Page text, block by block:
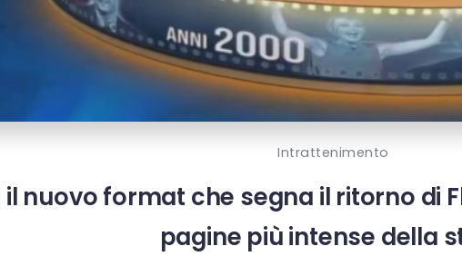
Intrattenimento
il nuovo format che segna il ritorno di
pagine più intense della